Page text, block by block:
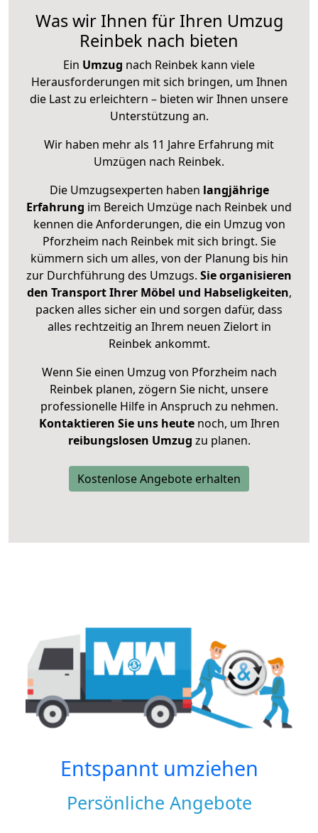
Was wir Ihnen für Ihren Umzug
Reinbek nach bieten
Ein Umzug nach Reinbek kann viele
Herausforderungen mit sich bringen, um Ihnen
die Last zu erleichtern – bieten wir Ihnen unsere
Unterstützung an.
Wir haben mehr als 11 Jahre Erfahrung mit
Umzügen nach Reinbek.
Die Umzugsexperten haben langjährige
Erfahrung im Bereich Umzüge nach Reinbek und
kennen die Anforderungen, die ein Umzug von
Pforzheim nach Reinbek mit sich bringt. Sie
kümmern sich um alles, von der Planung bis hin
zur Durchführung des Umzugs. Sie organisieren
den Transport Ihrer Möbel und Habseligkeiten,
packen alles sicher ein und sorgen dafür, dass
alles rechtzeitig an Ihrem neuen Zielort in
Reinbek ankommt.
Wenn Sie einen Umzug von Pforzheim nach
Reinbek planen, zögern Sie nicht, unsere
professionelle Hilfe in Anspruch zu nehmen.
Kontaktieren Sie uns heutenoch, um Ihren
reibungslosen Umzug zu planen.
Kostenlose Angebote erhalten
Entspannt umziehen
Persönliche Angebote